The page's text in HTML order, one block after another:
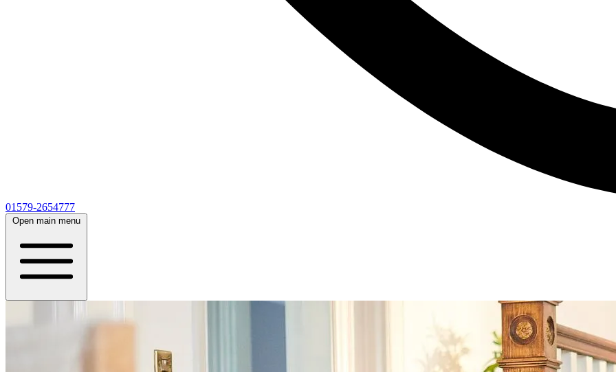
01579-2654777
Open main menu